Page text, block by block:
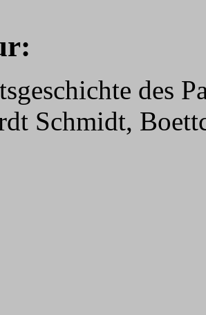
des
Schmidt,